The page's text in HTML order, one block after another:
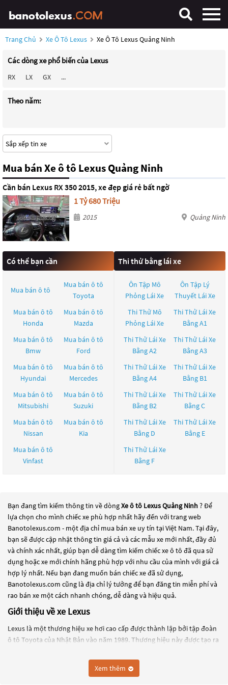
Trang Chủ Xe Ô Tô Lexus Xe Ô Tô Lexus Quảng Ninh
Các dòng xe phổ biến của Lexus
RX LX GX ...
Theo năm:
Mua bán Xe ô tô Lexus Quảng Ninh
Cần bán Lexus RX 350 2015, xe đẹp giá rẻ bất ngờ
1 Tỷ 680 Triệu
2015 Quảng Ninh
Có thể bạn cần
Mua bán ô tô
Mua bán ô tô
Toyota
Mua bán ô tô
Honda
Mua bán ô tô
Mazda
Mua bán ô tô
Bmw
Mua bán ô tô
Ford
Mua bán ô tô
Hyundai
Mua bán ô tô
Mercedes
Mua bán ô tô
Mitsubishi
Mua bán ô tô
Suzuki
Mua bán ô tô
Nissan
Mua bán ô tô
Kia
Mua bán ô tô
Vinfast
Thi thử bằng lái xe
Ôn Tập Mô
Phỏng Lái Xe
Ôn Tập Lý
Thuyết Lái Xe
Thi Thử Mô
Phỏng Lái Xe
Thi Thử Lái Xe
Bằng A1
Thi Thử Lái Xe
Bằng A2
Thi Thử Lái Xe
Bằng A3
Thi Thử Lái Xe
Bằng A4
Thi Thử Lái Xe
Bằng B1
Thi Thử Lái Xe
Bằng B2
Thi Thử Lái Xe
Bằng C
Thi Thử Lái Xe
Bằng D
Thi Thử Lái Xe
Bằng E
Thi Thử Lái Xe
Bằng F
Bạn đang tìm kiếm thông tin về dòngXe ô tô Lexus Quảng Ninh? Để
lựa chọn cho mình chiếc xe phù hợp nhất hãy đến với trang web
Banotolexus.com - một địa chỉ mua bán xe uy tín tại Việt Nam. Tại đây,
bạn sẽ được cập nhật thông tin giá cả và các mẫu xe mới nhất, đầy đủ
và chính xác nhất, giúp bạn dễ dàng tìm kiếm chiếc xe ô tô đã qua sử
dụng hoặc xe mới chính hãng phù hợp với nhu cầu của mình với giá cả
hợp lý nhất. Nếu bạn đang muốn bán chiếc xe đã sử dụng,
Banotolexus.com cũng là địa chỉ lý tưởng để bạn đăng tin miễn phí và
rao bán xe một cách nhanh chóng, dễ dàng và hiệu quả.
Giới thiệu về xe Lexus
Lexus là một thương hiệu xe hơi cao cấp được thành lập bởi tập đoàn
ô tô Toyota của Nhật Bản vào năm 1989. Thương hiệu này được tạo ra
như Mercedes-Benz, BMW và Audi.
Lexus đã trở thành một trong những thương hiệu xe hơi hàng đầu thế
Xem thêm